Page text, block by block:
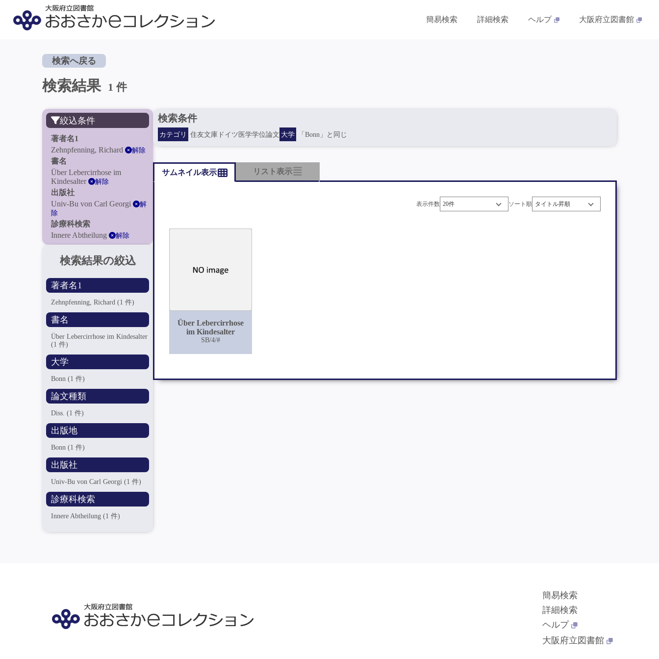
簡易検索 詳細検索 ヘルプ 大阪府立図書館
検索へ戻る
検索結果 1 件
絞込条件
著者名1
Zehnpfenning, Richard
解除
書名
Über Lebercirrhose im
Kindesalter
解除
出版社
Univ-Bu von Carl Georgi
解
除
診療科検索
Innere Abtheilung
解除
検索結果の絞込
著者名1
Zehnpfenning, Richard(1 件)
書名
Über Lebercirrhose im Kindesalter
(1 件)
大学
Bonn(1 件)
論文種類
Diss.(1 件)
出版地
Bonn(1 件)
出版社
Univ-Bu von Carl Georgi(1 件)
診療科検索
Innere Abtheilung(1 件)
検索条件
カテゴリ 住友文庫ドイツ医学学位論文 大学 「Bonn」と同じ
サムネイル表示 リスト表示
表示件数 ソート順
Über Lebercirrhose
im Kindesalter
SB/4/#
簡易検索
詳細検索
ヘルプ
大阪府立図書館